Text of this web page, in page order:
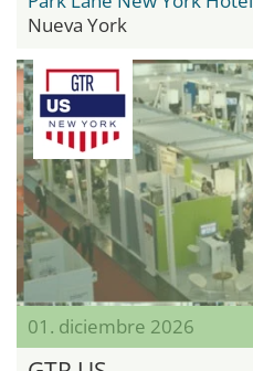
Nueva York
01. diciembre 2026